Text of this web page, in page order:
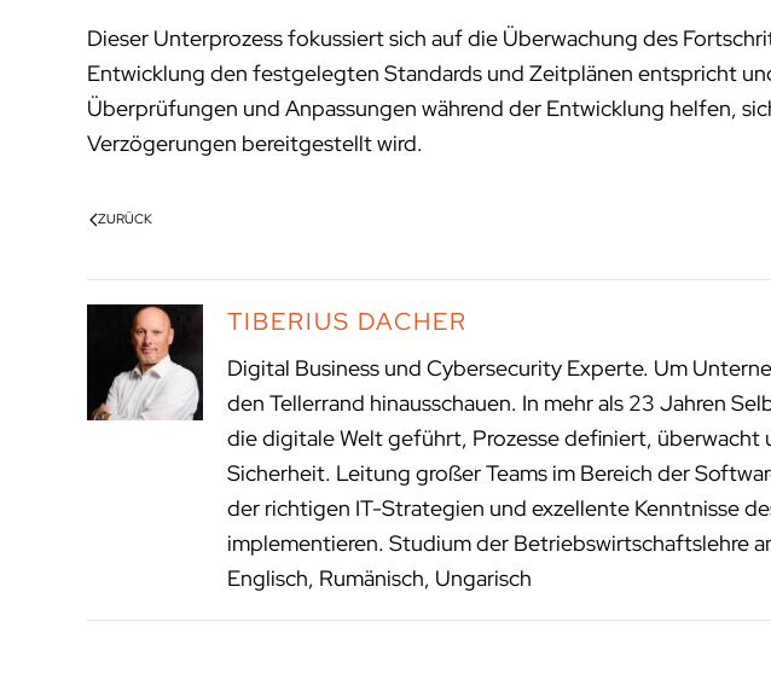
Dieser Unterprozess fokussiert sich auf die Überwachung des
Entwicklung den festgelegten Standards und Zeitplänen entspricht
Überprüfungen und Anpassungen während der Entwicklung helfen,
Verzögerungen bereitgestellt wird.
ZURÜCK
TIBERIUS DACHER
Digital Business und Cybersecurity Experte. Um
den Tellerrand hinausschauen. In mehr als 23 Jahren
die digitale Welt geführt, Prozesse definiert,
Sicherheit. Leitung großer Teams im Bereich der
der richtigen IT-Strategien und exzellente Kenntnisse
implementieren. Studium der Betriebswirtschaftslehre
Englisch, Rumänisch, Ungarisch